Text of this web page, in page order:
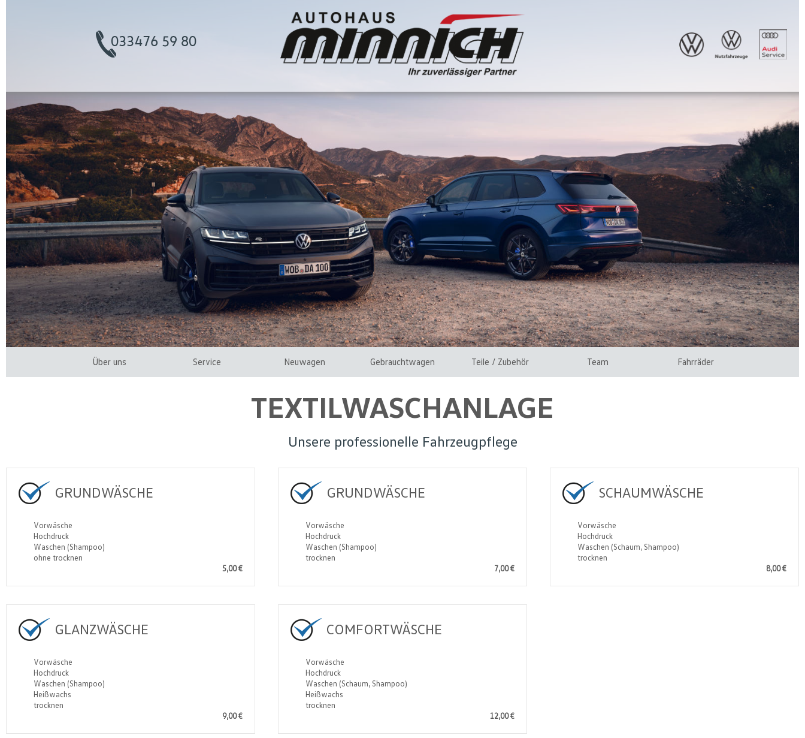
Über uns Service Neuwagen Gebrauchtwagen Teile / Zubehör Team Fahrräder
TEXTILWASCHANLAGE
Unsere professionelle Fahrzeugpflege
GRUNDWÄSCHE
Vorwäsche
Hochdruck
Waschen (Shampoo)
ohne trocknen
5,00 €
GRUNDWÄSCHE
Vorwäsche
Hochdruck
Waschen (Shampoo)
trocknen
7,00 €
SCHAUMWÄSCHE
Vorwäsche
Hochdruck
Waschen (Schaum, Shampoo)
trocknen
8,00 €
GLANZWÄSCHE
Vorwäsche
Hochdruck
Waschen (Shampoo)
Heißwachs
trocknen
9,00 €
COMFORTWÄSCHE
Vorwäsche
Hochdruck
Waschen (Schaum, Shampoo)
Heißwachs
trocknen
12,00 €